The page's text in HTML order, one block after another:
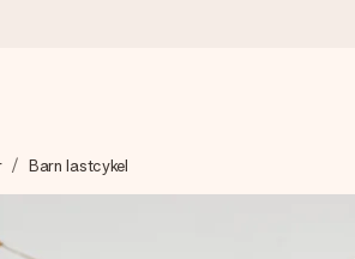
och skickar den blixtsnabbt – så att du
Barn lastcykel